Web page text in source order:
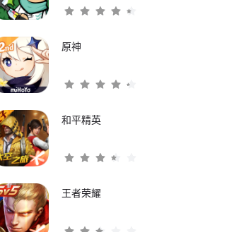
原神
和平精英
王者荣耀